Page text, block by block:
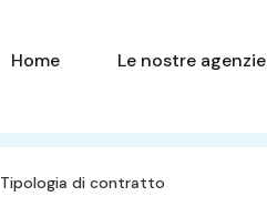
Home Le nostre agenzie
Tipologia di contratto